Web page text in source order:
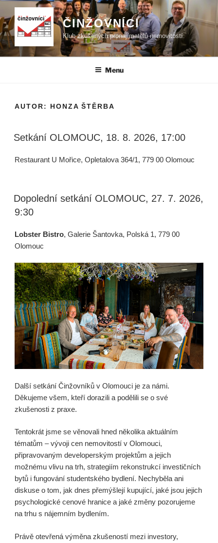
k
obsahu
webu
ČINŽOVNÍCI
Klub zkušených pronajímatelů nemovitostí.
Menu
AUTOR: HONZA ŠTĚRBA
Setkání OLOMOUC, 18. 8. 2026, 17:00
Restaurant U Mořice, Opletalova 364/1, 779 00 Olomouc
Dopolední setkání OLOMOUC, 27. 7. 2026,
9:30
Lobster Bistro, Galerie Šantovka, Polská 1, 779 00
Olomouc
Další setkání Činžovníků v Olomouci je za námi.
Děkujeme všem, kteří dorazili a podělili se o své
zkušenosti z praxe.
Tentokrát jsme se věnovali hned několika aktuálním
tématům – vývoji cen nemovitostí v Olomouci,
připravovaným developerským projektům a jejich
možnému vlivu na trh, strategiím rekonstrukcí investičních
bytů i fungování studentského bydlení. Nechyběla ani
diskuse o tom, jak dnes přemýšlejí kupující, jaké jsou jejich
psychologické cenové hranice a jaké změny pozorujeme
na trhu s nájemním bydlením.
Právě otevřená výměna zkušeností mezi investory,